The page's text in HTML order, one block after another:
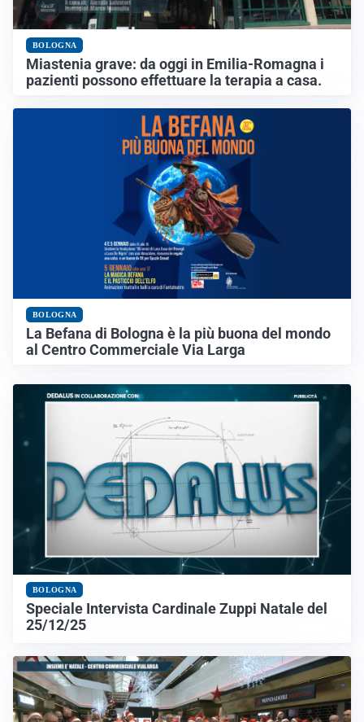
BOLOGNA
Miastenia grave: da oggi in Emilia-Romagna i
pazienti possono effettuare la terapia a casa.
BOLOGNA
La Befana di Bologna è la più buona del mondo
al Centro Commerciale Via Larga
BOLOGNA
Speciale Intervista Cardinale Zuppi Natale del
25/12/25